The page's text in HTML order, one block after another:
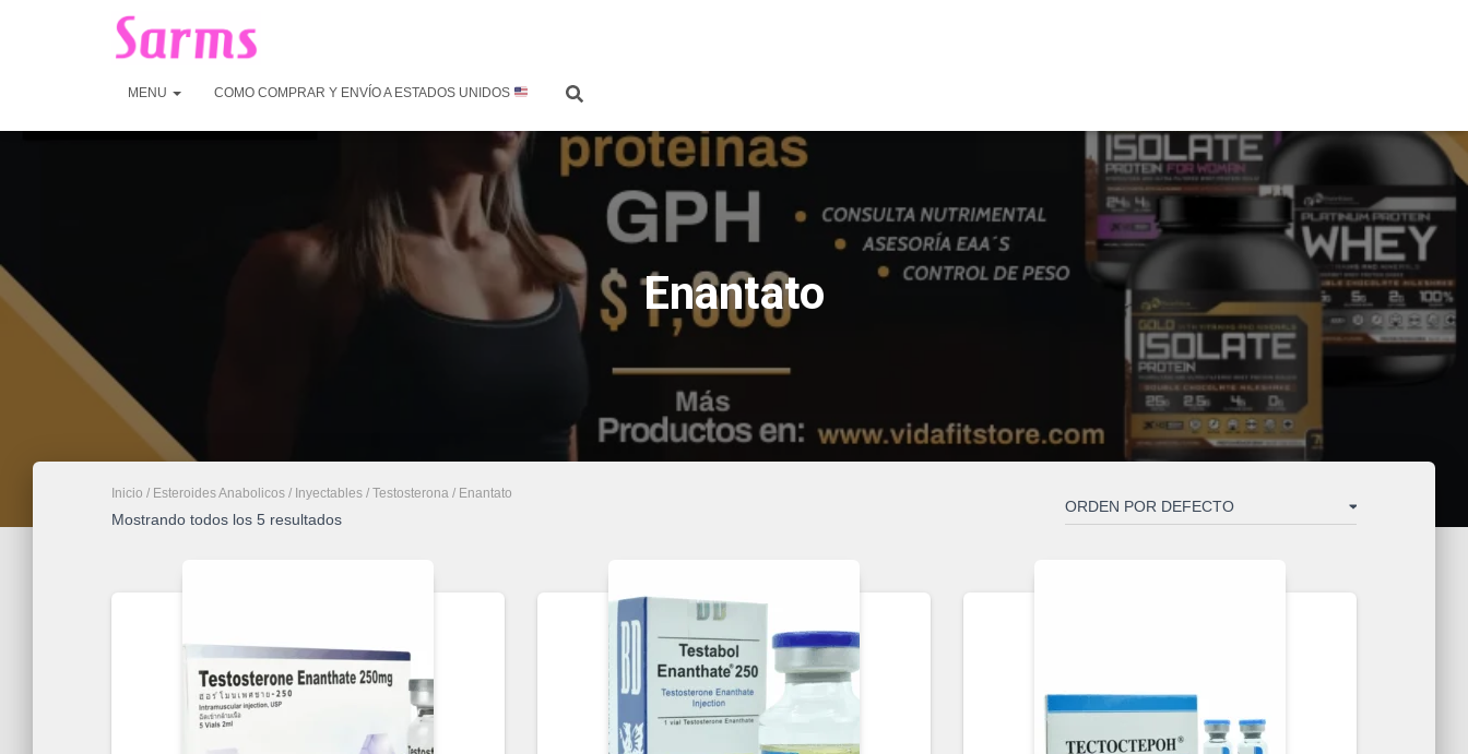
MENU COMO COMPRAR Y ENVÍO A ESTADOS UNIDOS
Enantato
Inicio / Esteroides Anabolicos / Inyectables / Testosterona / Enantato
Mostrando todos los 5 resultados